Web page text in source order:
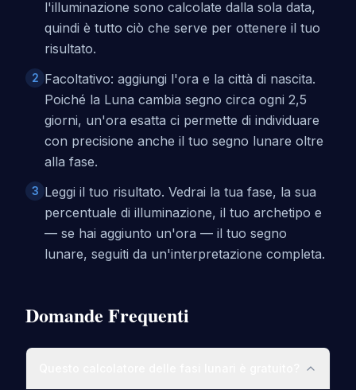
l'illuminazione sono calcolate dalla sola data,
quindi è tutto ciò che serve per ottenere il tuo
risultato.
2 Facoltativo: aggiungi l'ora e la città di nascita.
Poiché la Luna cambia segno circa ogni 2,5
giorni, un'ora esatta ci permette di individuare
con precisione anche il tuo segno lunare oltre
alla fase.
3 Leggi il tuo risultato. Vedrai la tua fase, la sua
percentuale di illuminazione, il tuo archetipo e
— se hai aggiunto un'ora — il tuo segno
lunare, seguiti da un'interpretazione completa.
Domande Frequenti